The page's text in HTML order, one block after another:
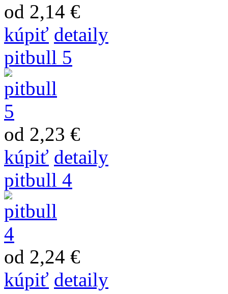
od 2,14 €
kúpiť detaily
pitbull 5
od 2,23 €
kúpiť detaily
pitbull 4
od 2,24 €
kúpiť detaily